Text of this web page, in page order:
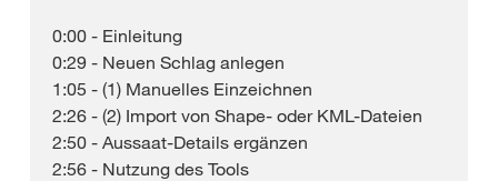
0:00 - Einleitung
0:29 - Neuen Schlag anlegen
1:05 - (1) Manuelles Einzeichnen
2:26 - (2) Import von Shape- oder KML-Dateien
2:50 - Aussaat-Details ergänzen
2:56 - Nutzung des Tools